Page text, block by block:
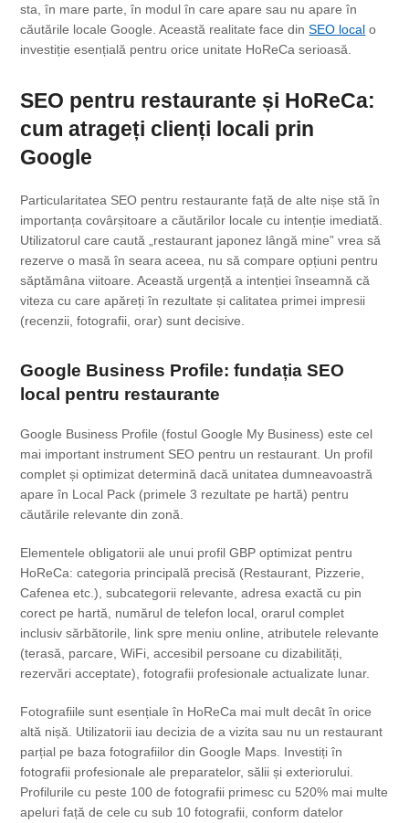
sta, în mare parte, în modul în care apare sau nu apare în
căutările locale Google. Această realitate face dinSEO local o
investiție esențială pentru orice unitate HoReCa serioasă.
SEO pentru restaurante și HoReCa:
cum atrageți clienți locali prin
Google
Particularitatea SEO pentru restaurante față de alte nișe stă în
importanța covârșitoare a căutărilor locale cu intenție imediată.
Utilizatorul care caută „restaurant japonez lângă mine” vrea să
rezerve o masă în seara aceea, nu să compare opțiuni pentru
săptămâna viitoare. Această urgență a intenției înseamnă că
viteza cu care apăreți în rezultate și calitatea primei impresii
(recenzii, fotografii, orar) sunt decisive.
Google Business Profile: fundația SEO
local pentru restaurante
Google Business Profile (fostul Google My Business) este cel
mai important instrument SEO pentru un restaurant. Un profil
complet și optimizat determină dacă unitatea dumneavoastră
apare în Local Pack (primele 3 rezultate pe hartă) pentru
căutările relevante din zonă.
Elementele obligatorii ale unui profil GBP optimizat pentru
HoReCa: categoria principală precisă (Restaurant, Pizzerie,
Cafenea etc.), subcategorii relevante, adresa exactă cu pin
corect pe hartă, numărul de telefon local, orarul complet
inclusiv sărbătorile, link spre meniu online, atributele relevante
(terasă, parcare, WiFi, accesibil persoane cu dizabilități,
rezervări acceptate), fotografii profesionale actualizate lunar.
Fotografiile sunt esențiale în HoReCa mai mult decât în orice
altă nișă. Utilizatorii iau decizia de a vizita sau nu un restaurant
parțial pe baza fotografiilor din Google Maps. Investiți în
fotografii profesionale ale preparatelor, sălii și exteriorului.
Profilurile cu peste 100 de fotografii primesc cu 520% mai multe
apeluri față de cele cu sub 10 fotografii, conform datelor